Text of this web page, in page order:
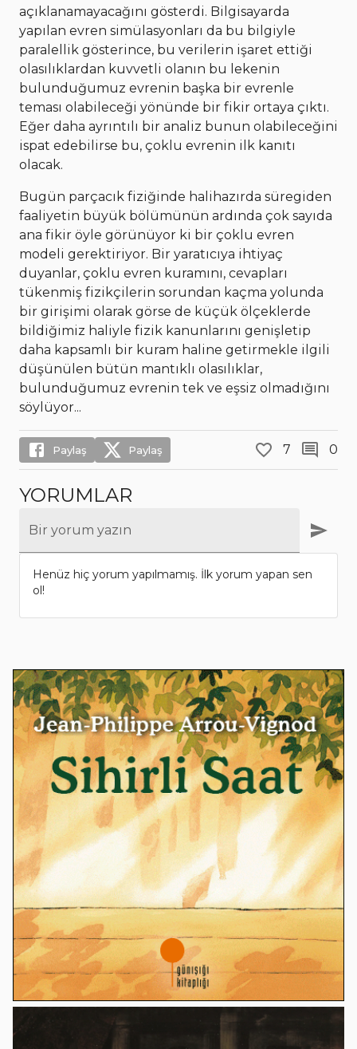
açıklanamayacağını gösterdi. Bilgisayarda
yapılan evren simülasyonları da bu bilgiyle
paralellik gösterince, bu verilerin işaret ettiği
olasılıklardan kuvvetli olanın bu lekenin
bulunduğumuz evrenin başka bir evrenle
teması olabileceği yönünde bir fikir ortaya çıktı.
Eğer daha ayrıntılı bir analiz bunun olabileceğini
ispat edebilirse bu, çoklu evrenin ilk kanıtı
olacak.
Bugün parçacık fiziğinde halihazırda süregiden
faaliyetin büyük bölümünün ardında çok sayıda
ana fikir öyle görünüyor ki bir çoklu evren
modeli gerektiriyor. Bir yaratıcıya ihtiyaç
duyanlar, çoklu evren kuramını, cevapları
tükenmiş fizikçilerin sorundan kaçma yolunda
bir girişimi olarak görse de küçük ölçeklerde
bildiğimiz haliyle fizik kanunlarını genişletip
daha kapsamlı bir kuram haline getirmekle ilgili
düşünülen bütün mantıklı olasılıklar,
bulunduğumuz evrenin tek ve eşsiz olmadığını
söylüyor...
Paylaş Paylaş 7 0
YORUMLAR
Bir yorum yazın
Henüz hiç yorum yapılmamış. İlk yorum yapan sen
ol!